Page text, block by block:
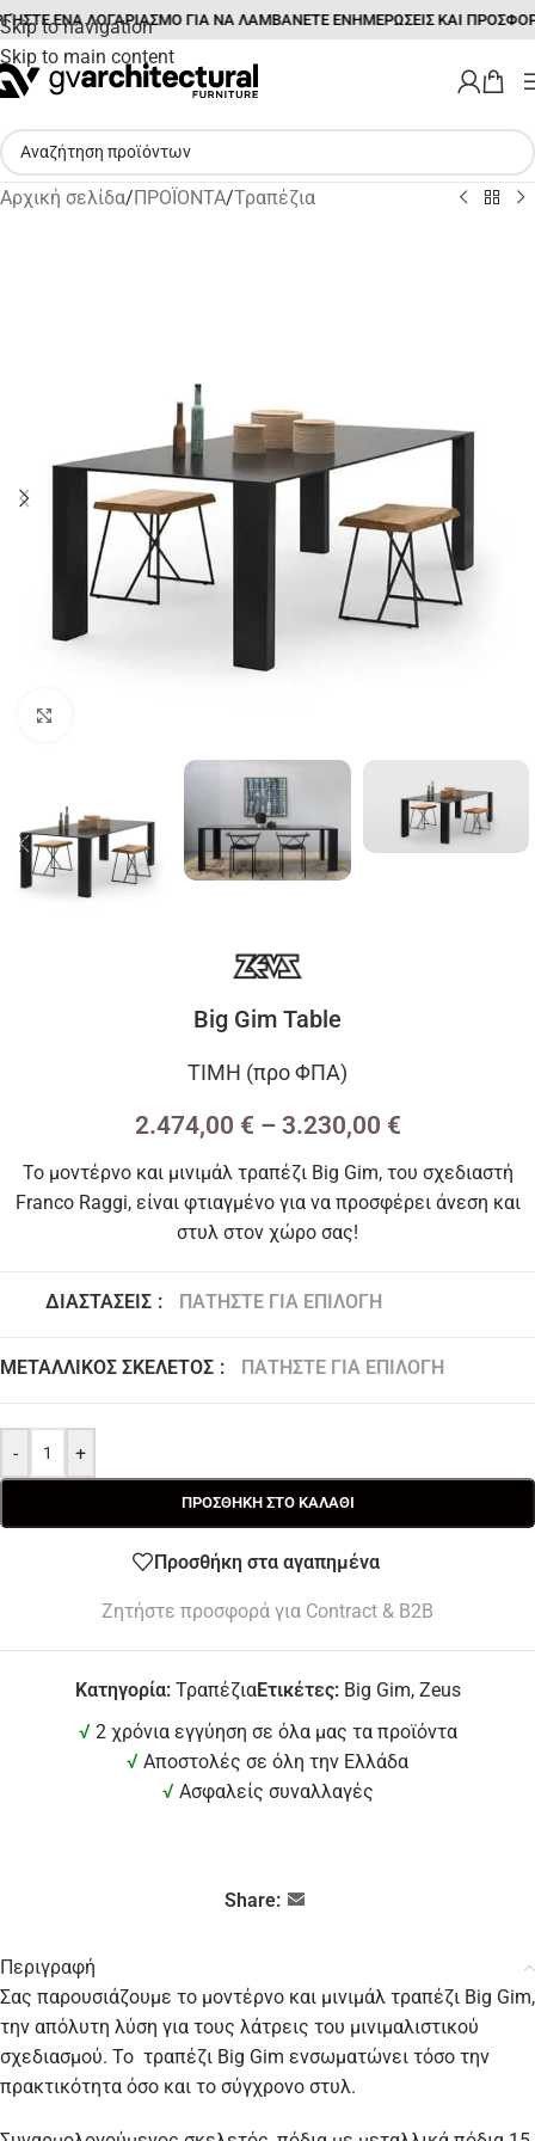
Skip to navigation
Skip to main content
ΕΝΑ ΛΟΓΑΡΙΑΣΜΟ ΓΙΑ ΝΑ ΛΑΜΒΑΝΕΤΕ ΕΝΗΜΕΡΩΣΕΙΣ ΚΑΙ
Αρχική σελίδα/ΠΡΟΪΟΝΤΑ/Τραπέζια
Big Gim Table
ΤΙΜΗ (προ ΦΠΑ)
2.474,00 € – 3.230,00 €
Το μοντέρνο και μινιμάλ τραπέζι Big Gim, του σχεδιαστή
Franco Raggi, είναι φτιαγμένο για να προσφέρει άνεση και
στυλ στον χώρο σας!
ΔΙΑΣΤΆΣΕΙΣ : ΠΑΤΉΣΤΕ ΓΙΑ ΕΠΙΛΟΓΉ
ΜΕΤΑΛΛΙΚΌΣ ΣΚΕΛΕΤΌΣ : ΠΑΤΉΣΤΕ ΓΙΑ ΕΠΙΛΟΓΉ
- +
ΠΡΟΣΘΉΚΗ ΣΤΟ ΚΑΛΆΘΙ
Προσθήκη στα αγαπημένα
Ζητήστε προσφορά για Contract & B2B
Κατηγορία: ΤραπέζιαΕτικέτες: Big Gim, Zeus
√ 2 χρόνια εγγύηση σε όλα μας τα προϊόντα
√ Αποστολές σε όλη την Ελλάδα
√ Ασφαλείς συναλλαγές
Share:
Περιγραφή
Σας παρουσιάζουμε το μοντέρνο και μινιμάλ τραπέζι Big Gim,
την απόλυτη λύση για τους λάτρεις του μινιμαλιστικού
σχεδιασμού. Το τραπέζι Big Gim ενσωματώνει τόσο την
πρακτικότητα όσο και το σύγχρονο στυλ.